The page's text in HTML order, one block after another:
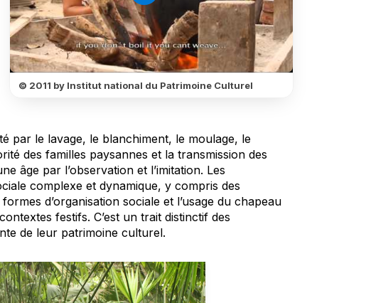
© 2011 by Institut national du Patrimoine Culturel
par le lavage, le blanchiment, le moulage, le
des familles paysannes et la transmission des
âge par l’observation et l’imitation. Les
complexe et dynamique, y compris des
d’organisation sociale et l’usage du chapeau
festifs. C’est un trait distinctif des
de leur patrimoine culturel.